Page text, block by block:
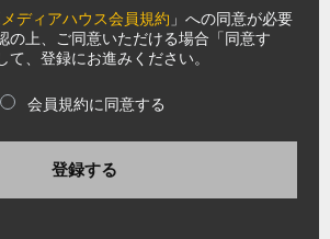
ディアハウス会員規約 」への同意が必要
の上、ご同意いただける場合「同意す
て、登録にお進みください。
会員規約に同意する
登録する